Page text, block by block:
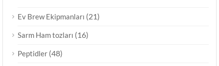
Ev Brew Ekipmanları (21)
Sarm Ham tozları (16)
Peptidler (48)